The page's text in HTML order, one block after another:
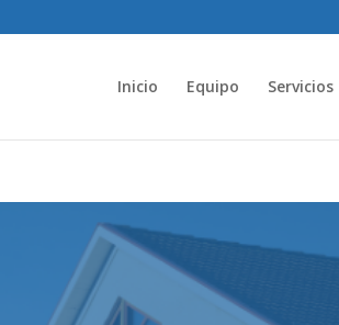
Inicio Equipo Servicios